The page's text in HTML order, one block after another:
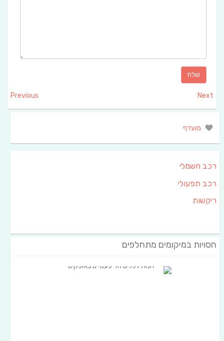
Previous Next
מועדף
רכב חשמלי
רכב תפעולי
ריקשות
חסויות במיקומים מתחלפים